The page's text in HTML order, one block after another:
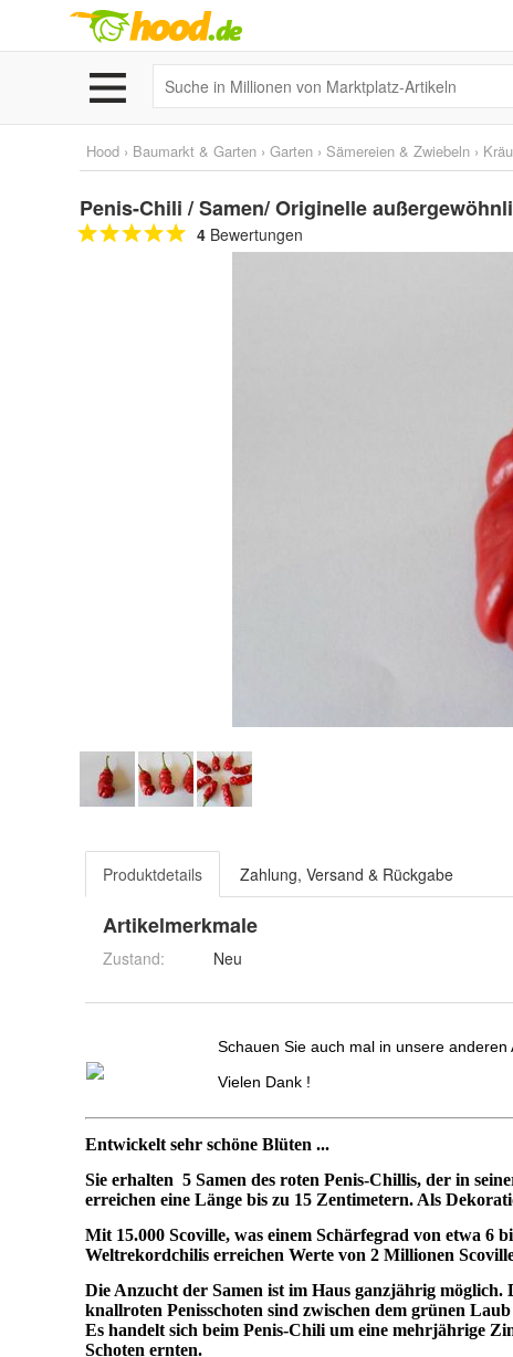
Hood › Baumarkt & Garten › Garten › Sämereien & Zwiebeln ›
Penis-Chili / Samen/ Originelle
4 Bewertungen
Produktdetails Zahlung, Versand & Rückgabe
Artikelmerkmale
Zustand: Neu